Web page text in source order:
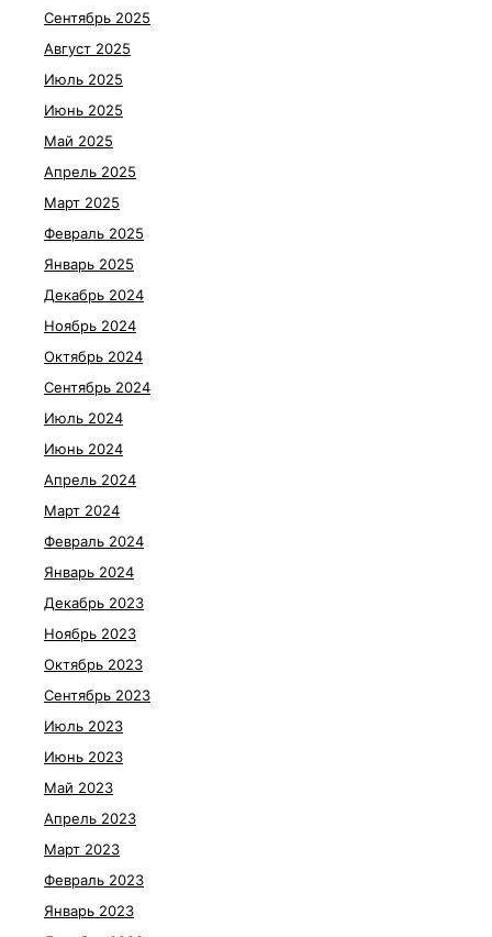
Сентябрь 2025
Август 2025
Июль 2025
Июнь 2025
Май 2025
Апрель 2025
Март 2025
Февраль 2025
Январь 2025
Декабрь 2024
Ноябрь 2024
Октябрь 2024
Сентябрь 2024
Июль 2024
Июнь 2024
Апрель 2024
Март 2024
Февраль 2024
Январь 2024
Декабрь 2023
Ноябрь 2023
Октябрь 2023
Сентябрь 2023
Июль 2023
Июнь 2023
Май 2023
Апрель 2023
Март 2023
Февраль 2023
Январь 2023